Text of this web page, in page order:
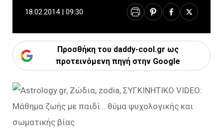
18.02.2014 | 09:30
Προσθήκη του daddy-cool.gr ως
προτεινόμενη πηγή στην Google